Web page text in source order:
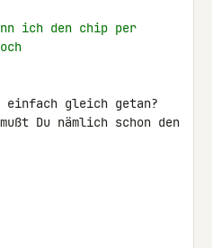
ich den chip per
einfach gleich getan?
Du nämlich schon den